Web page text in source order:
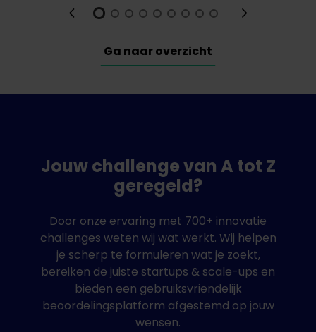
Ga naar overzicht
Jouw challenge van A tot Z
geregeld?
Door onze ervaring met 700+ innovatie
challenges weten wij wat werkt. Wij helpen
je scherp te formuleren wat je zoekt,
bereiken de juiste startups & scale-ups en
bieden een gebruiksvriendelijk
beoordelingsplatform afgestemd op jouw
wensen.